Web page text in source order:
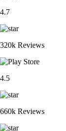
4.7
320k Reviews
4.5
660k Reviews